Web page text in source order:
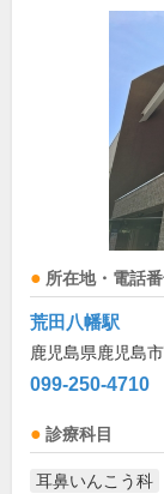
所在地・電話
荒田八幡駅
鹿児島県鹿児島
099-250-4710
診療科目
耳鼻いんこう科